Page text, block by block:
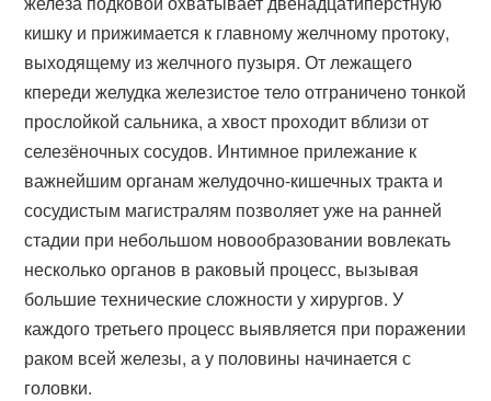
кишку и прижимается к главному желчному протоку,
выходящему из желчного пузыря. От лежащего
кпереди желудка железистое тело отграничено тонкой
прослойкой сальника, а хвост проходит вблизи от
селезёночных сосудов. Интимное прилежание к
важнейшим органам желудочно-кишечных тракта и
сосудистым магистралям позволяет уже на ранней
стадии при небольшом новообразовании вовлекать
несколько органов в раковый процесс, вызывая
большие технические сложности у хирургов. У
каждого третьего процесс выявляется при поражении
раком всей железы, а у половины начинается с
головки.